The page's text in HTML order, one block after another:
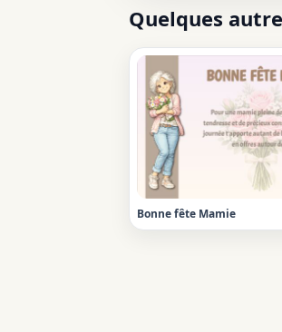
Quelques
Bonne fête Mamie